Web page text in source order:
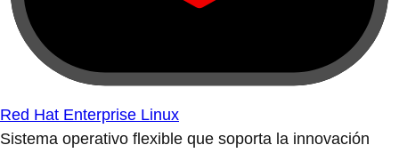
Red Hat Enterprise Linux
Sistema operativo flexible que soporta la innovación